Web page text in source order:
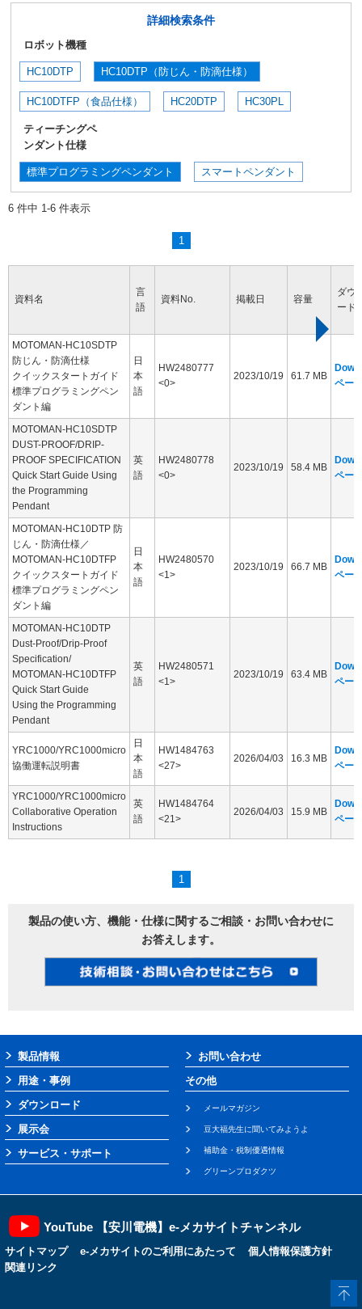
詳細検索条件
ロボット機種
HC10DTP HC10DTP（防じん・防滴仕様）
HC10DTFP（食品仕様） HC20DTP HC30PL
ティーチングペ
ンダント仕様
標準プログラミングペンダント スマートペンダント
6 件中 1-6 件表示
1
資料名
言
語
資料No. 掲載日 容量
ダウ
ード
MOTOMAN-HC10SDTP
防じん・防滴仕様
クイックスタートガイド
標準プログラミングペン
ダント編
日
本
語
HW2480777
<0>
2023/10/19 61.7 MB
ペー
MOTOMAN-HC10SDTP
DUST-PROOF/DRIP-
PROOF SPECIFICATION
Quick Start Guide Using
the Programming
Pendant
英
語
HW2480778
<0>
2023/10/19 58.4 MB
ペー
MOTOMAN-HC10DTP 防
じん・防滴仕様／
MOTOMAN-HC10DTFP
クイックスタートガイド
標準プログラミングペン
ダント編
日
本
語
HW2480570
<1>
2023/10/19 66.7 MB
ペー
MOTOMAN-HC10DTP
Dust-Proof/Drip-Proof
Specification/
MOTOMAN-HC10DTFP
Quick Start Guide
Using the Programming
Pendant
英
語
HW2480571
<1>
2023/10/19 63.4 MB
ペー
YRC1000/YRC1000micro
協働運転説明書
日
本
語
HW1484763
<27>
2026/04/03 16.3 MB
ペー
YRC1000/YRC1000micro
Collaborative Operation
Instructions
英
語
HW1484764
<21>
2026/04/03 15.9 MB
ペー
1
製品の使い方、機能・仕様に関するご相談・お問い合わせに
お答えします。
製品情報
用途・事例
ダウンロード
展示会
サービス・サポート
お問い合わせ
その他
メールマガジン
豆大福先生に聞いてみようよ
補助金・税制優遇情報
グリーンプロダクツ
YouTube 【安川電機】e-メカサイトチャンネル
サイトマップ e-メカサイトのご利用にあたって
個人情報保護方針
関連リンク